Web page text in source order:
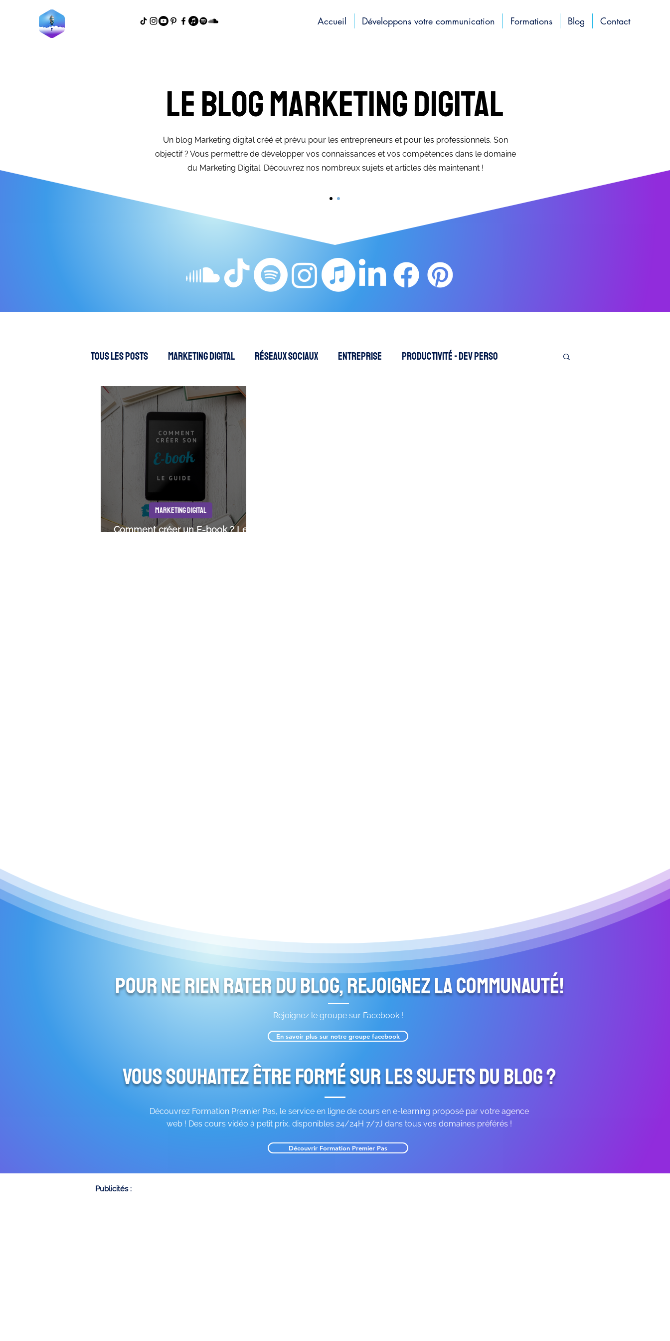
Accueil Développons votre communication Formations Blog Contact
Le blog marketing digital
Un blog Marketing digital créé et prévu pour les entrepreneurs et pour les professionnels. Son
objectif ? Vous permettre de développer vos connaissances et vos compétences dans le domaine
du Marketing Digital. Découvrez nos nombreux sujets et articles dès maintenant !
Tous les posts Marketing Digital Réseaux sociaux Entreprise Productivité - Dev perso
Création de contenus SEO - Référencement naturel
SEA - Publicités en ligne Cybersécurité
Comment créer un E-book ? Le
MARKETING DIGITAL
Pour ne rien rater du blog, rejoignez la communauté!
Rejoignez le groupe sur Facebook !
En savoir plus sur notre groupe facebook
Vous souhaitez être formé sur les sujets du blog ?
Découvrez Formation Premier Pas, le service en ligne de cours en e-learning proposé par votre agence
web ! Des cours vidéo à petit prix, disponibles 24/24H 7/7J dans tous vos domaines préférés !
Découvrir Formation Premier Pas
Publicités :